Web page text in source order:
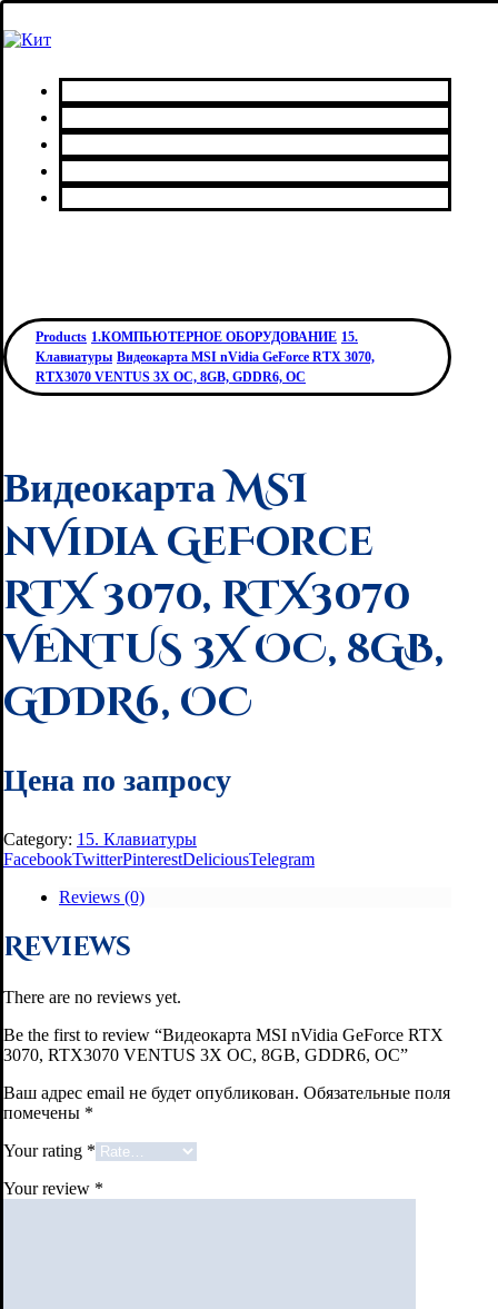
Products 1.КОМПЬЮТЕРНОЕ ОБОРУДОВАНИЕ 15.
Клавиатуры Видеокарта MSI nVidia GeForce RTX 3070,
RTX3070 VENTUS 3X OC, 8GB, GDDR6, OC
Видеокарта MSI
nVidia GeForce
RTX 3070, RTX3070
VENTUS 3X OC, 8GB,
GDDR6, OC
Цена по запросу
Category: 15. Клавиатуры
FacebookTwitterPinterestDeliciousTelegram
Reviews (0)
Reviews
There are no reviews yet.
Be the first to review “Видеокарта MSI nVidia GeForce RTX
3070, RTX3070 VENTUS 3X OC, 8GB, GDDR6, OC”
Ваш адрес email не будет опубликован. Обязательные поля
помечены *
Your rating *
Your review *